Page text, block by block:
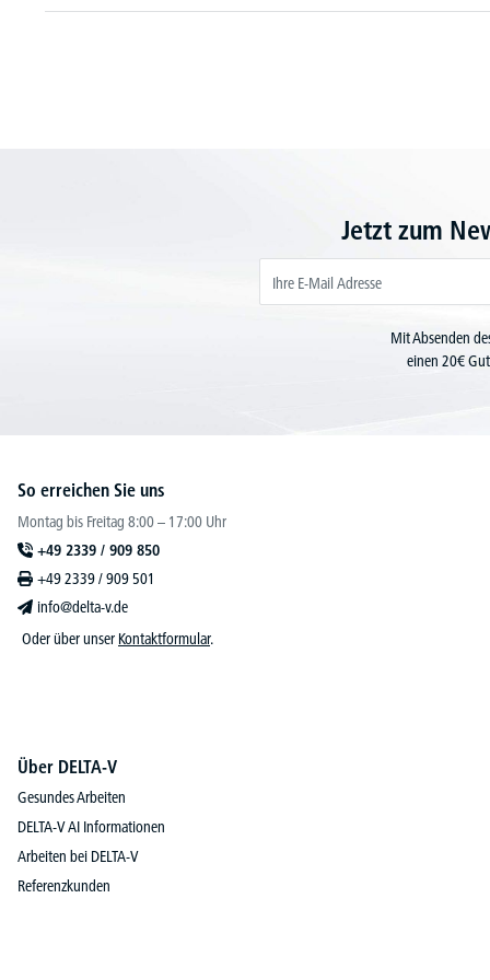
Jetzt zum
Mit Absenden
einen 20€
So erreichen Sie uns
Montag bis Freitag 8:00 – 17:00 Uhr
+49 2339 / 909 850
+49 2339 / 909 501
info@delta-v.de
Oder über unser Kontaktformular.
Über DELTA-V
Gesundes Arbeiten
DELTA-V AI Informationen
Arbeiten bei DELTA-V
Referenzkunden